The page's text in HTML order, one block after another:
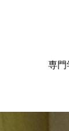
専門